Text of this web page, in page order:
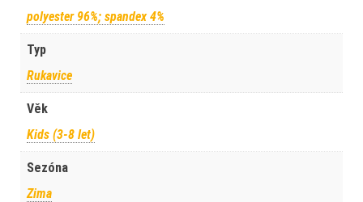
polyester 96%; spandex 4%
Typ
Rukavice
Věk
Kids (3-8 let)
Sezóna
Zima